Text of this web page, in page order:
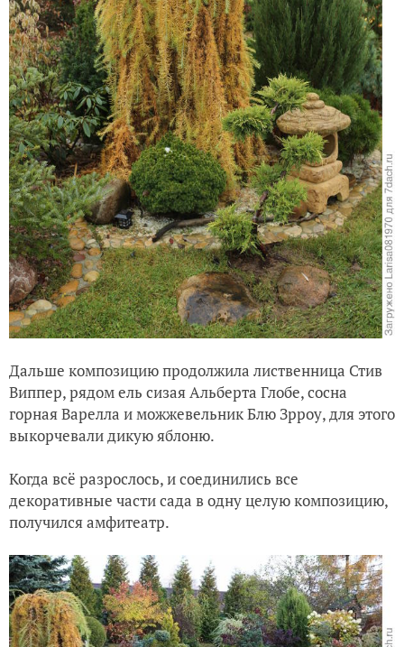
Дальше композицию продолжила лиственница Стив
Виппер, рядом ель сизая Альберта Глобе, сосна
горная Варелла и можжевельник Блю Зрроу, для этого
выкорчевали дикую яблоню.
Когда всё разрослось, и соединились все
декоративные части сада в одну целую композицию,
получился амфитеатр.